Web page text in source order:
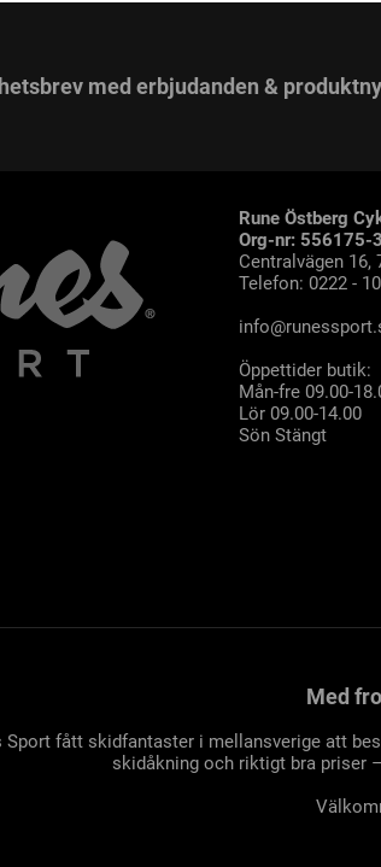
med erbjudanden &
Rune Östberg
Org-nr: 556175-
Centralvägen 16,
Telefon: 0222 -
Öppettider butik:
Mån-fre 09.00-
Lör 09.00-14.00
Sön Stängt
Med
Sport fått skidfantaster i mellansverige att
skidåkning och riktigt bra priser